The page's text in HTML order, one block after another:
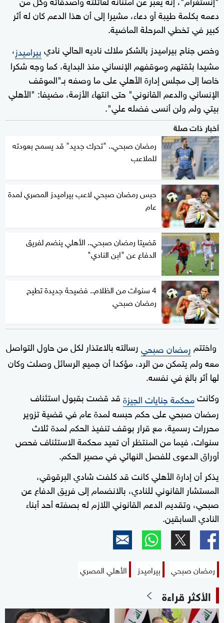
دعمه بكلمة طيبة أو دعاء، مشيرا إلى أن هذا الدعم كان له أثر
كبير في تخطي المرحلة الماضية.
وخص جناح بيراميدز بالشكر ملاك ناديه الحالي ناديبيراميدز،
مشيدا بثقتهم وموقفهم الإنساني منذ البداية، كما وجه شكرا
خاصا إلى مجلس إدارة الأهلي على ما وصفه بـ"الموقف
الإنساني والدعم القانوني" حتى انتهاء الأزمة، مضيفا: "الأهلي
بيتي ولم ولن أنسى فضله علي".
أخبار ذات صلة
رمضان صبحي.. "تحرك جديد" قد يسمح بعودته
للملاعب
حبس رمضان صبحي لاعب بيراميدز المصري لمدة
عام
قضيتا رمضان صبحي.. الأهلي ينضم لفريق
الدفاع عن "ابن النادي"
4 سنوات من الظلام.. فضيحة جديدة تطيح
رمضان صبحي
واختتم رمضان صبحيرسالته بالاعتذار لكل من حاول التواصل
معه ولم يتمكن من الرد، مؤكدا أن جميع الرسائل وصلت وكان
لها أثر بالغ في نفسه.
وكانتمحكمة جنايات الجيزةقد قضت بقبول استئناف
رمضان صبحي على حكم حبسه لمدة عام في قضية تزوير
محررات رسمية، مع قرار بوقف تنفيذ الحكم لمدة ثلاث
سنوات، فيما من المنتظر أن تعيد محكمة الاستئناف فحص
أوراق الدعوى للفصل النهائي في مصير الحكم.
يذكر أن إدارة الأهلي كانت قد كلفت شادي البرقوقي،
المستشار القانوني للنادي، بالانضمام إلى فريق الدفاع عن
صبحي، وتقديم الدعم القانوني اللازم له بصفته أحد أبناء
النادي السابقين.
رمضان صبحي بيراميدز الأهلي المصري
الأكثر قراءة